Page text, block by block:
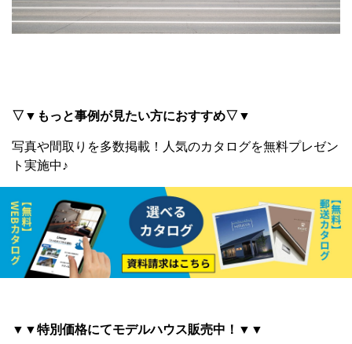
▽▼もっと事例が見たい方におすすめ▽▼
写真や間取りを多数掲載！ 人気のカタログを無料プレゼン
ト実施中♪
▼▼特別価格にてモデルハウス販売中！▼▼